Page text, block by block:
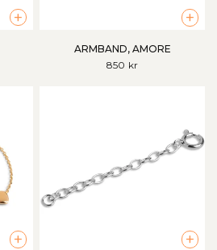
+ +
ARMBAND, AMORE
850 kr
+ +